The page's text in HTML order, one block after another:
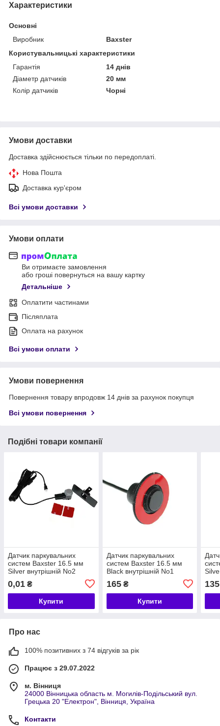
Характеристики
Основні
Виробник
Baxster
Користувальницькі характеристики
Гарантія
14 днів
Діаметр датчиків
20 мм
Колір датчиків
Чорні
Умови доставки
Доставка здійснюється тільки по передоплаті.
Нова Пошта
Доставка кур'єром
Всі умови доставки
Умови оплати
Ви отримаєте замовлення
або гроші повернуться на вашу картку
Детальніше
Оплатити частинами
Післяплата
Оплата на рахунок
Всі умови оплати
Умови повернення
Повернення товару впродовж 14 днів за рахунок покупця
Всі умови повернення
Подібні товари компанії
Датчик паркувальних
систем Baxster 16.5 мм
Silver внутрішній No2
0,01 ₴
Купити
Датчик паркувальних
систем Baxster 16.5 мм
Black внутрішній No1
165₴
Купити
135
Про нас
100% позитивних з 74 відгуків за рік
Працює з 29.07.2022
м. Вінниця
24000 Вінницька область м. Могилів-Подільський вул.
Грецька 20 "Електрон", Вінниця, Україна
Контакти